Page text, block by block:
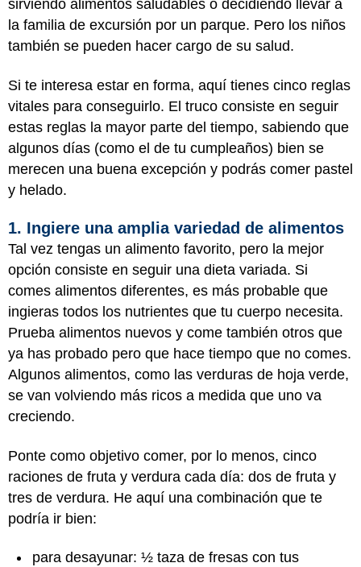
sirviendo alimentos saludables o decidiendo llevar a
la familia de excursión por un parque. Pero los niños
también se pueden hacer cargo de su salud.
Si te interesa estar en forma, aquí tienes cinco reglas
vitales para conseguirlo. El truco consiste en seguir
estas reglas la mayor parte del tiempo, sabiendo que
algunos días (como el de tu cumpleaños) bien se
merecen una buena excepción y podrás comer pastel
y helado.
1. Ingiere una amplia variedad de alimentos
Tal vez tengas un alimento favorito, pero la mejor
opción consiste en seguir una dieta variada. Si
comes alimentos diferentes, es más probable que
ingieras todos los nutrientes que tu cuerpo necesita.
Prueba alimentos nuevos y come también otros que
ya has probado pero que hace tiempo que no comes.
Algunos alimentos, como las verduras de hoja verde,
se van volviendo más ricos a medida que uno va
creciendo.
Ponte como objetivo comer, por lo menos, cinco
raciones de fruta y verdura cada día: dos de fruta y
tres de verdura. He aquí una combinación que te
podría ir bien:
para desayunar: ½ taza de fresas con tus